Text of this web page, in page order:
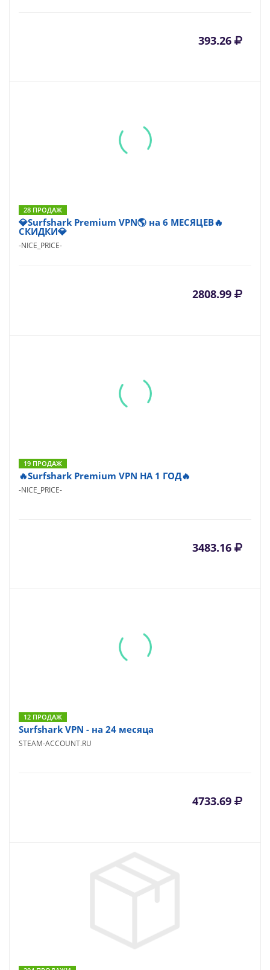
393.26
28 ПРОДАЖ
💎Surfshark Premium VPN🌎 на 6 МЕСЯЦЕВ🔥
СКИДКИ💎
-NICE_PRICE-
2808.99
19 ПРОДАЖ
🔥Surfshark Premium VPN НА 1 ГОД🔥
-NICE_PRICE-
3483.16
12 ПРОДАЖ
Surfshark VPN - на 24 месяца
STEAM-ACCOUNT.RU
4733.69